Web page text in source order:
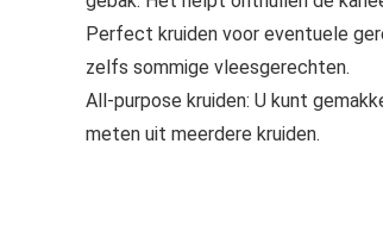
Perfect kruiden voor eventuele
zelfs sommige vleesgerechten.
All-purpose kruiden: U kunt
meten uit meerdere kruiden.